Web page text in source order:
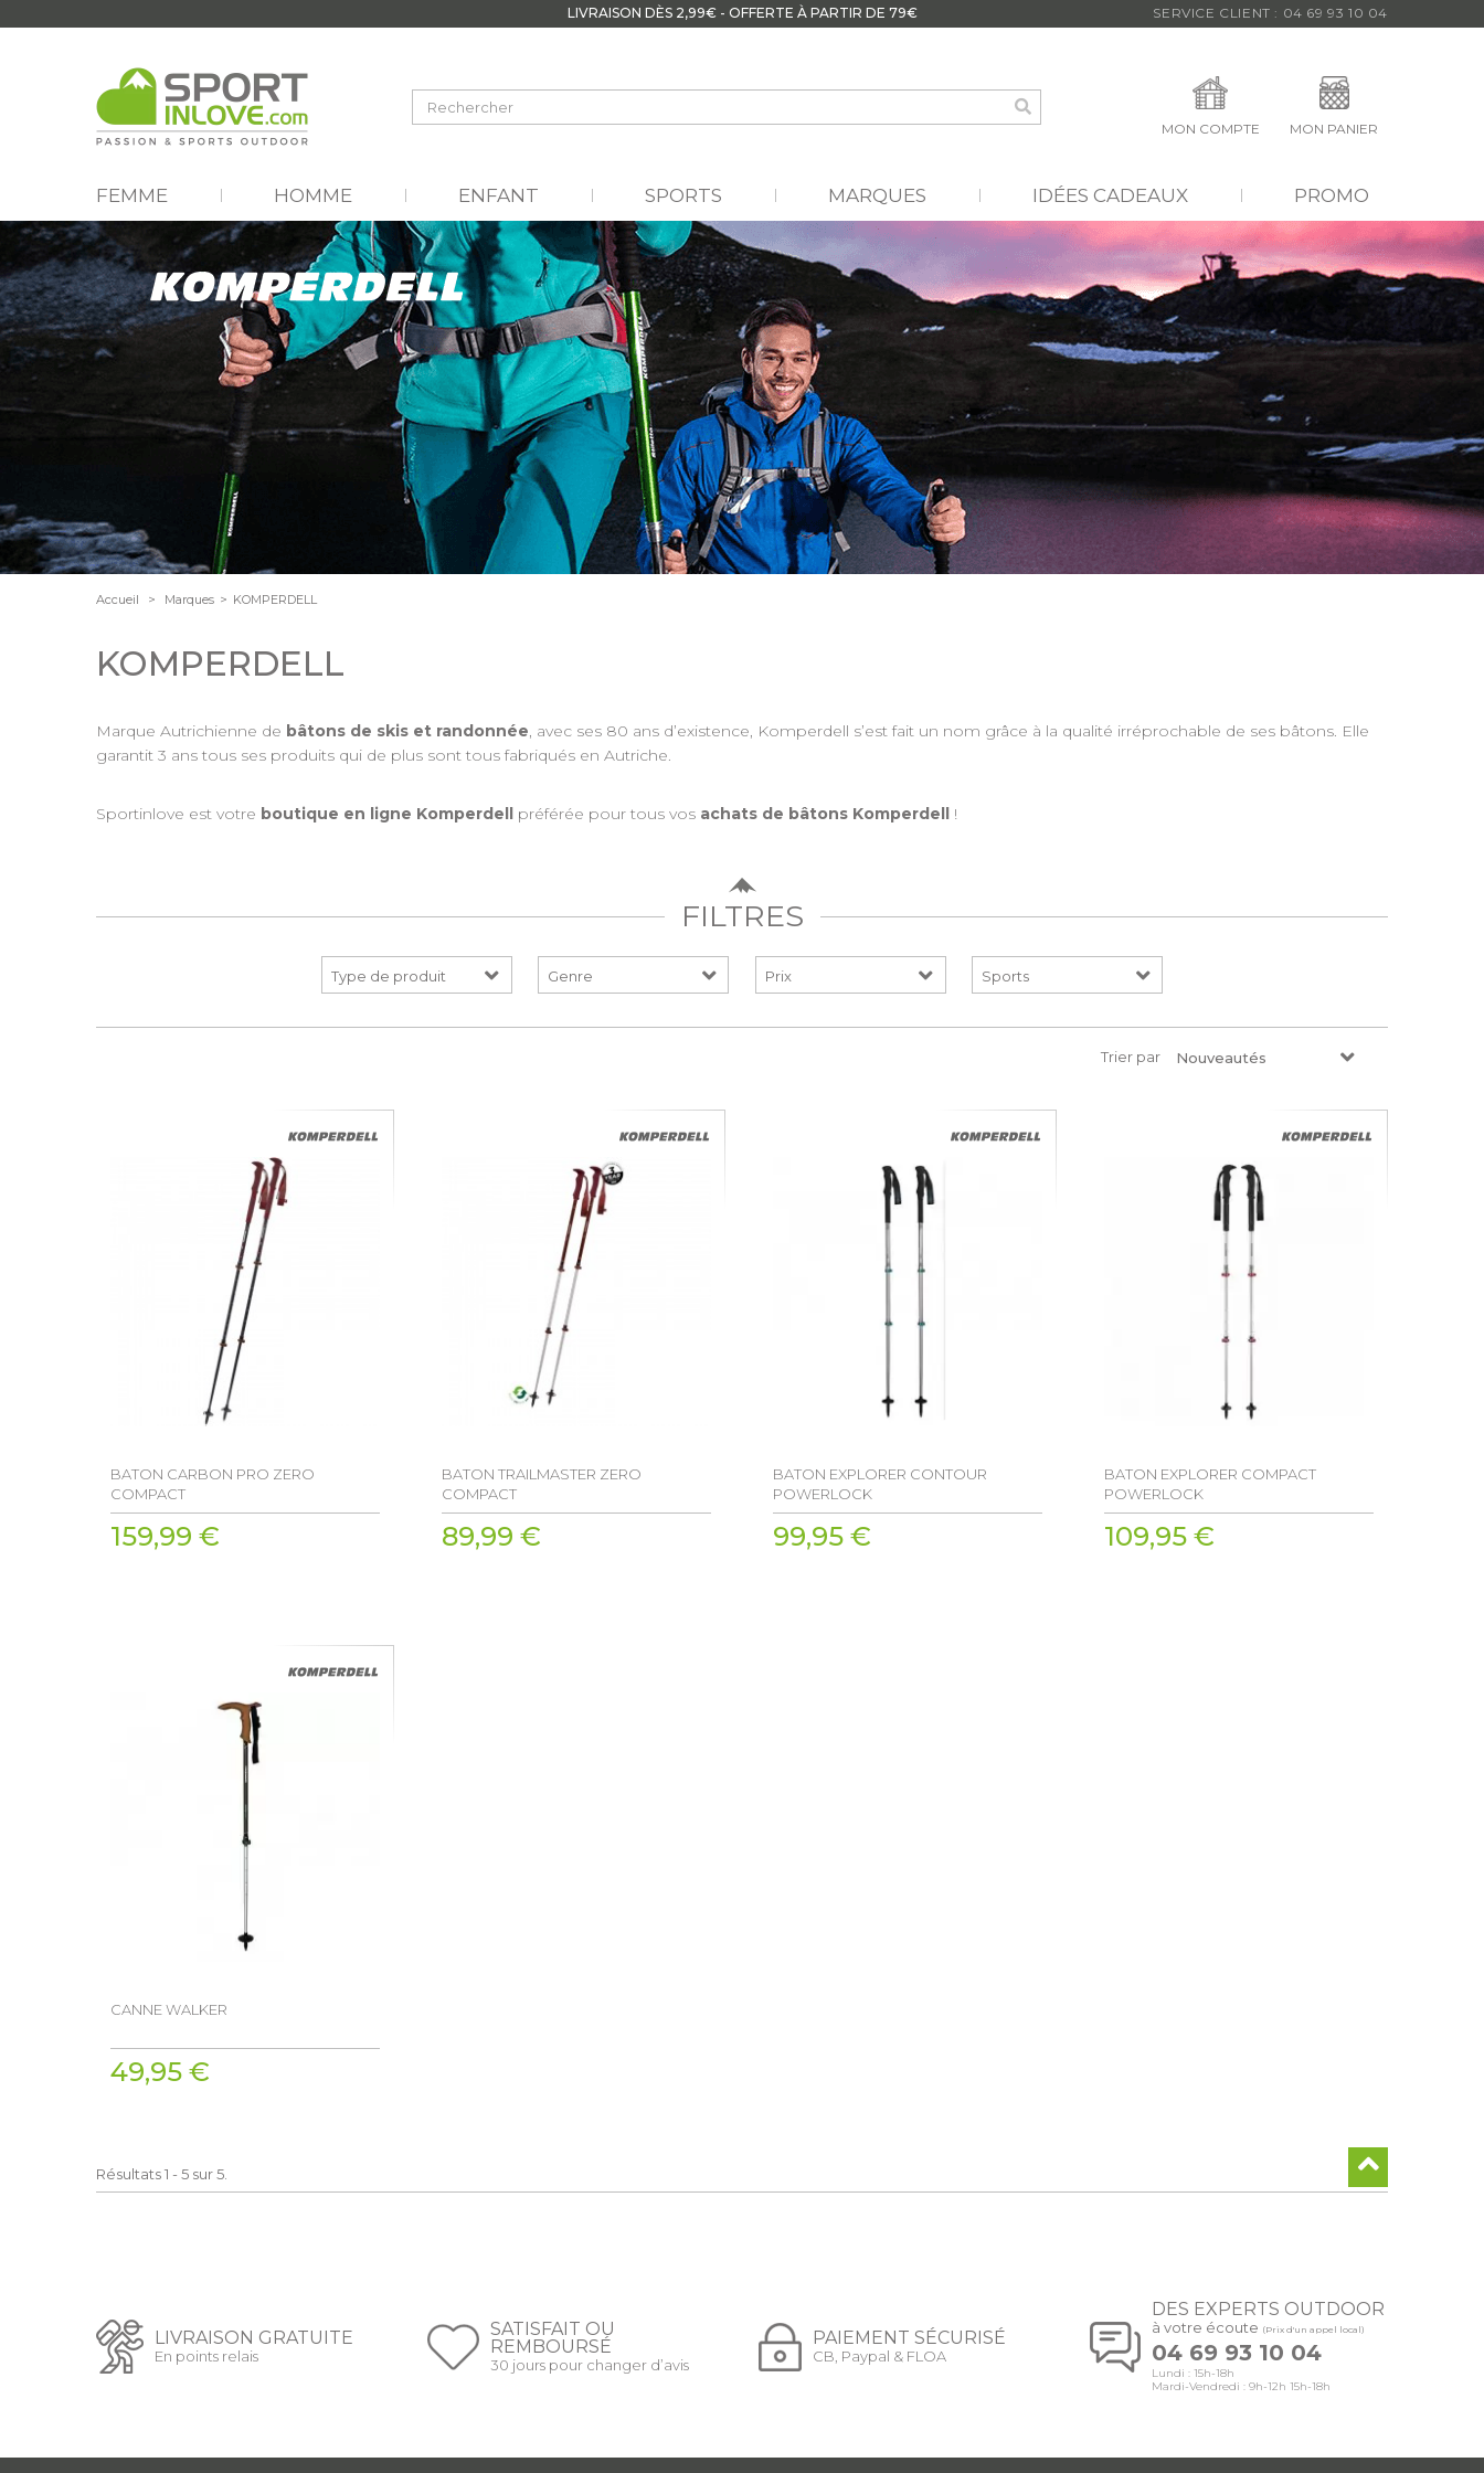
LIVRAISON DÈS 2,99€ - OFFERTE À PARTIR DE 79€ SERVICE CLIENT : 04 69 93 10 04
MON COMPTE MON PANIER
FEMME HOMME ENFANT SPORTS MARQUES IDÉES CADEAUX PROMO
Accueil > Marques > KOMPERDELL
KOMPERDELL
Marque Autrichienne de bâtons de skis et randonnée, avec ses 80 ans d’existence, Komperdell s’est fait un nom grâce à la qualité irréprochable de ses bâtons. Elle
garantit 3 ans tous ses produits qui de plus sont tous fabriqués en Autriche.
Sportinlove est votre boutique en ligne Komperdell préférée pour tous vos achats de bâtons Komperdell !
FILTRES
Prix
Trier par Nouveautés
BATON CARBON PRO ZERO
COMPACT
159,99 €
BATON TRAILMASTER ZERO
COMPACT
89,99 €
BATON EXPLORER CONTOUR
POWERLOCK
99,95 €
BATON EXPLORER COMPACT
POWERLOCK
109,95 €
CANNE WALKER
49,95 €
Résultats 1 - 5 sur 5.
LIVRAISON GRATUITE
En points relais
SATISFAIT OU
REMBOURSÉ
30 jours pour changer d’avis
PAIEMENT SÉCURISÉ
CB, Paypal & FLOA
DES EXPERTS OUTDOOR
à votre écoute (Prix d'un appel local)
04 69 93 10 04
Lundi : 15h-18h
Mardi-Vendredi : 9h-12h 15h-18h